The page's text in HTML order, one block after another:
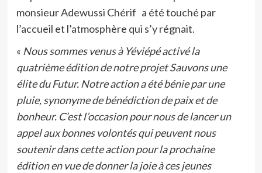
monsieur Adewussi Chérif a été touché par
l’accueil et l’atmosphère qui s’y régnait.
« Nous sommes venus à Yéviépé activé la
quatrième édition de notre projet Sauvons une
élite du Futur. Notre action a été bénie par une
pluie, synonyme de bénédiction de paix et de
bonheur. C’est l’occasion pour nous de lancer un
appel aux bonnes volontés qui peuvent nous
soutenir dans cette action pour la prochaine
édition en vue de donner la joie à ces jeunes